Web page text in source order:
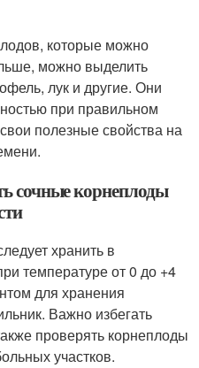
которые можно
можно выделить
лук и другие. Они
при правильном
полезные свойства на
сочные корнеплоды
хранить в
температуре от 0 до +4
для хранения
Важно избегать
проверять корнеплоды
участков.